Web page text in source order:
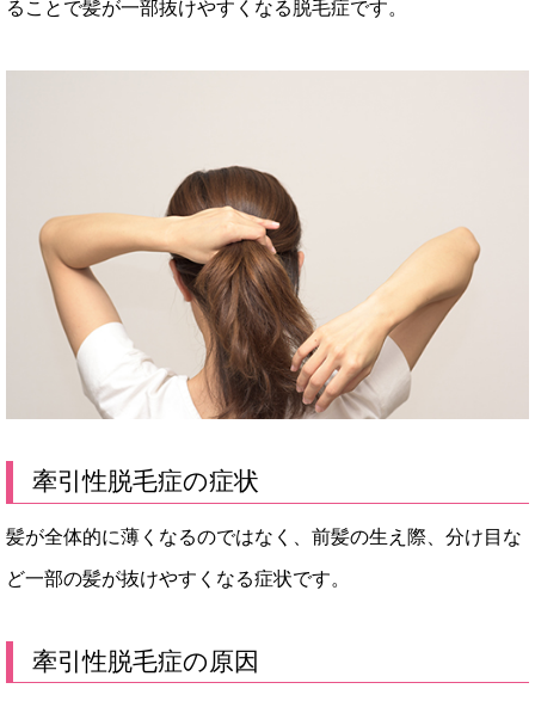
ることで髪が一部抜けやすくなる脱毛症です。
牽引性脱毛症の症状
髪が全体的に薄くなるのではなく、前髪の生え際、分け目な
ど一部の髪が抜けやすくなる症状です。
牽引性脱毛症の原因